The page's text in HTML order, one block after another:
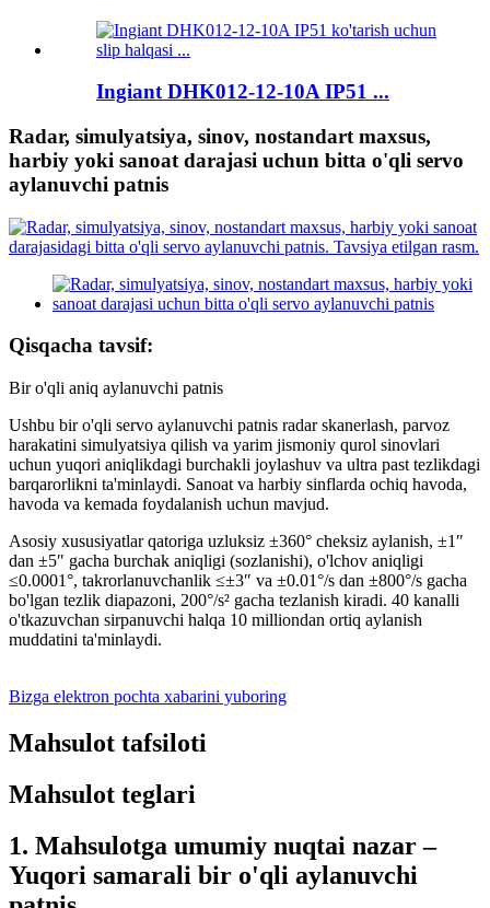
Ingiant DHK012-12-10A IP51 ...
Radar, simulyatsiya, sinov, nostandart maxsus,
harbiy yoki sanoat darajasi uchun bitta o'qli servo
aylanuvchi patnis
Qisqacha tavsif:
Bir o'qli aniq aylanuvchi patnis
Ushbu bir o'qli servo aylanuvchi patnis radar skanerlash, parvoz
harakatini simulyatsiya qilish va yarim jismoniy qurol sinovlari
uchun yuqori aniqlikdagi burchakli joylashuv va ultra past tezlikdagi
barqarorlikni ta'minlaydi. Sanoat va harbiy sinflarda ochiq havoda,
havoda va kemada foydalanish uchun mavjud.
Asosiy xususiyatlar qatoriga uzluksiz ±360° cheksiz aylanish, ±1″
dan ±5″ gacha burchak aniqligi (sozlanishi), o'lchov aniqligi
≤0.0001°, takrorlanuvchanlik ≤±3″ va ±0.01°/s dan ±800°/s gacha
bo'lgan tezlik diapazoni, 200°/s² gacha tezlanish kiradi. 40 kanalli
o'tkazuvchan sirpanuvchi halqa 10 milliondan ortiq aylanish
muddatini ta'minlaydi.
Bizga elektron pochta xabarini yuboring
Mahsulot tafsiloti
Mahsulot teglari
1. Mahsulotga umumiy nuqtai nazar –
Yuqori samarali bir o'qli aylanuvchi